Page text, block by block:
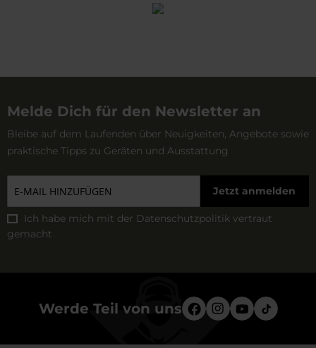
Melde Dich für den Newsletter an
Bleibe auf dem Laufenden über Neuigkeiten, Angebote sowie
praktische Tipps zu Geräten und Ausstattung
Jetzt anmelden
Ich habe mich mit der Datenschutzpolitik vertraut
gemacht
Werde Teil von uns